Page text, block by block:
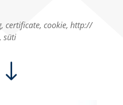
, certificate, cookie, http://
süti
"